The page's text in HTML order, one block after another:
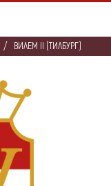
ВИЛЕМ II (ТИЛБУРГ)